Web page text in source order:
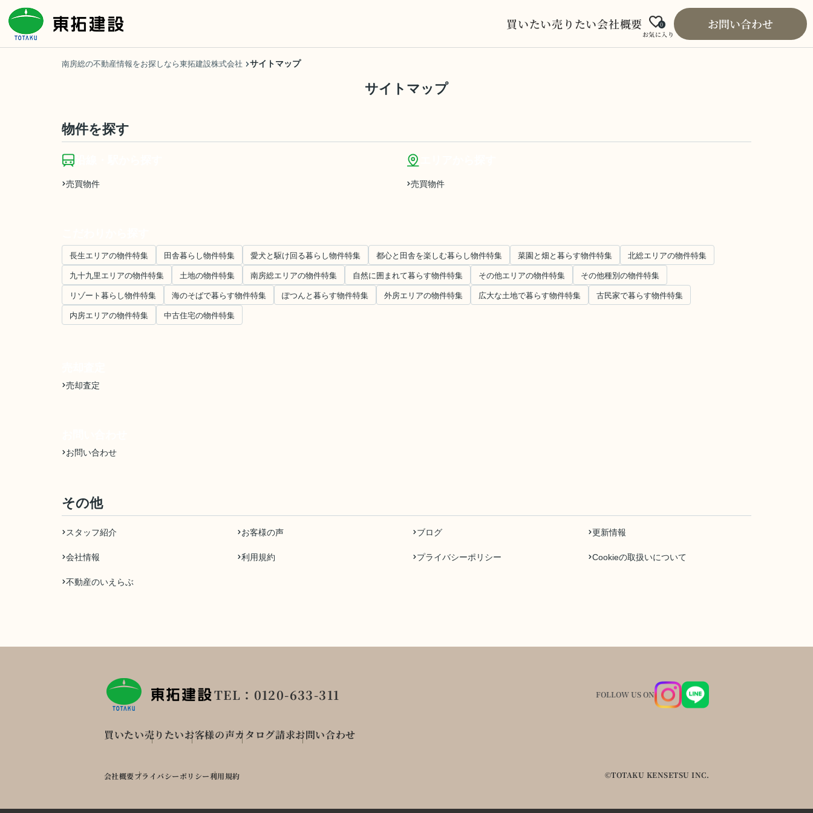
買いたい売りたい会社概要
お気に入り
0 お問い合わせ
南房総の不動産情報をお探しなら東拓建設株式会社 サイトマップ
サイトマップ
物件を探す
売買物件 売買物件
長生エリアの物件特集 田舎暮らし物件特集 愛犬と駆け回る暮らし物件特集 都心と田舎を楽しむ暮らし物件特集 菜園と畑と暮らす物件特集 北総エリアの物件特集
九十九里エリアの物件特集 土地の物件特集 南房総エリアの物件特集 自然に囲まれて暮らす物件特集 その他エリアの物件特集 その他種別の物件特集
リゾート暮らし物件特集 海のそばで暮らす物件特集 ぽつんと暮らす物件特集 外房エリアの物件特集 広大な土地で暮らす物件特集 古民家で暮らす物件特集
内房エリアの物件特集 中古住宅の物件特集
売却査定
お問い合わせ
その他
スタッフ紹介 お客様の声 ブログ 更新情報
会社情報 利用規約 プライバシーポリシー Cookieの取扱いについて
不動産のいえらぶ
TEL：0120-633-311 FOLLOW US ON
買いたい売りたいお客様の声カタログ請求お問い合わせ
会社概要プライバシーポリシー利用規約 ©TOTAKU KENSETSU INC.